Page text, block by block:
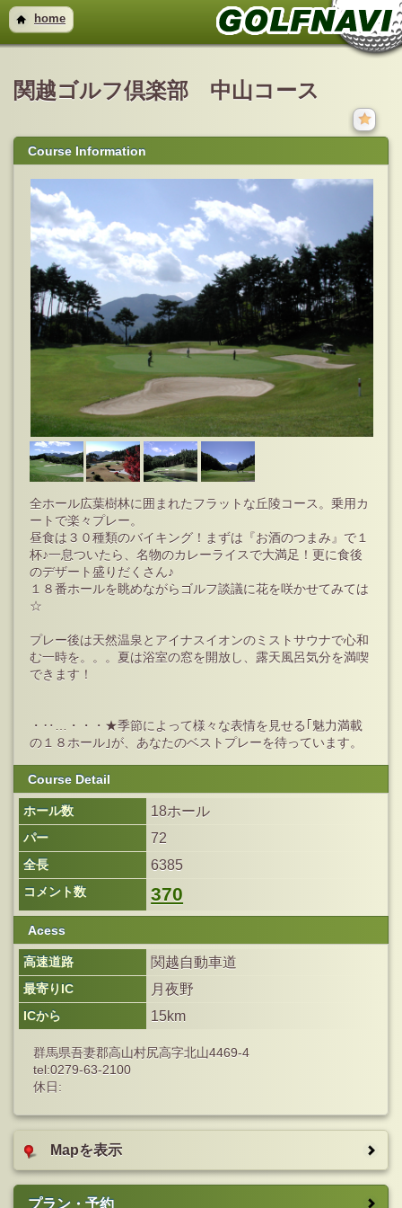
home
関越ゴルフ倶楽部 中山コース
Course Information
全ホール広葉樹林に囲まれたフラットな丘陵コース。乗用カ
ートで楽々プレー。
昼食は３０種類のバイキング！まずは『お酒のつまみ』で１
杯♪一息ついたら、名物のカレーライスで大満足！更に食後
のデザート盛りだくさん♪
１８番ホールを眺めながらゴルフ談議に花を咲かせてみては
☆
プレー後は天然温泉とアイナスイオンのミストサウナで心和
む一時を。。。夏は浴室の窓を開放し、露天風呂気分を満喫
できます！
・‥…・・・★季節によって様々な表情を見せる｢魅力満載
の１８ホール｣が、あなたのベストプレーを待っています。
Course Detail
ホール数 18ホール
パー 72
全長 6385
コメント数 370
Acess
高速道路 関越自動車道
最寄りIC 月夜野
ICから 15km
群馬県吾妻郡高山村尻高字北山4469-4
tel:0279-63-2100
休日:
Mapを表示
プラン・予約